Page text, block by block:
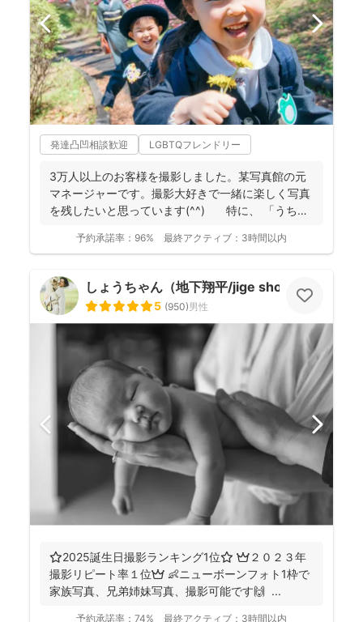
発達凸凹相談歓迎 LGBTQフレンドリー
3万人以上のお客様を撮影しました。某写真館の元
マネージャーです。撮影大好きで一緒に楽しく写真
を残したいと思っています(^^) 特に、 「うち
予約承諾率： 96% 最終アクティブ： 3時間以内
しょうちゃん（地下翔平/jige shohe）
5 (950)男性
⭐️2025誕生日撮影ランキング1位⭐️ 👑２０２３年
撮影リピート率１位👑 👶ニューボーンフォト1枠で
家族写真、兄弟姉妹写真、撮影可能です🙌 ...
予約承諾率： 74% 最終アクティブ： 3時間以内